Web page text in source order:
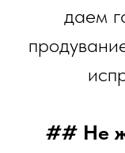
даем
## Не